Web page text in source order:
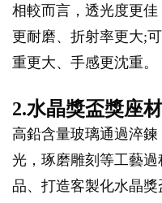
相較而言，透光度更
更耐磨、折射率更大;
重更大、手感更沈重。
2.水晶獎盃獎座
高鉛含量玻璃通過淬
光，琢磨雕刻等工藝
品、打造客製化水晶